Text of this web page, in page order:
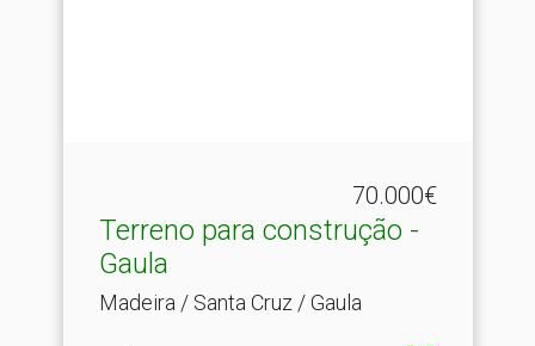
70.000€
Terreno para construção -
Gaula
Madeira / Santa Cruz / Gaula